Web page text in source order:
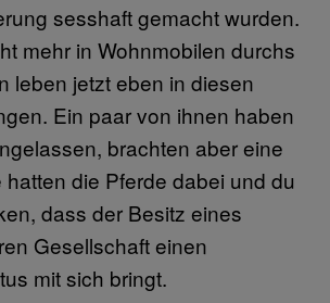
sesshaft gemacht wurden.
mehr in Wohnmobilen durchs
leben jetzt eben in diesen
Ein paar von ihnen haben
brachten aber eine
hatten die Pferde dabei und du
dass der Besitz eines
Gesellschaft einen
mit sich bringt.